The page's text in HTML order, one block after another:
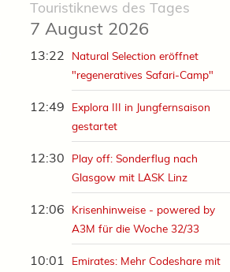
Touristiknews des Tages
7 August 2026
13:22
Natural Selection eröffnet
"regeneratives Safari-Camp"
12:49
Explora III in Jungfernsaison
gestartet
12:30
Play off: Sonderflug nach
Glasgow mit LASK Linz
12:06
Krisenhinweise - powered by
A3M für die Woche 32/33
10:01
Emirates: Mehr Codeshare mit